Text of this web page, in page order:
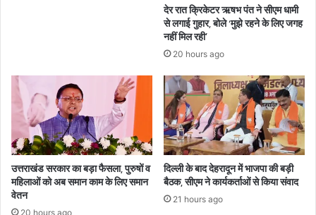
देर रात क्रिकेटर ऋषभ पंत ने सीएम धामी
से लगाई गुहार, बोले ‘मुझे रहने के लिए जगह
नहीं मिल रही’
20 hours ago
उत्तराखंड सरकार का बड़ा फैसला, पुरुषों व
महिलाओं को अब समान काम के लिए समान
वेतन
20 hours ago
दिल्ली के बाद देहरादून में भाजपा की बड़ी
बैठक, सीएम ने कार्यकर्ताओं से किया संवाद
21 hours ago